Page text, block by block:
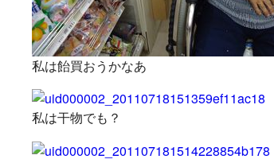
私は飴買おうかなあ
私は干物でも？